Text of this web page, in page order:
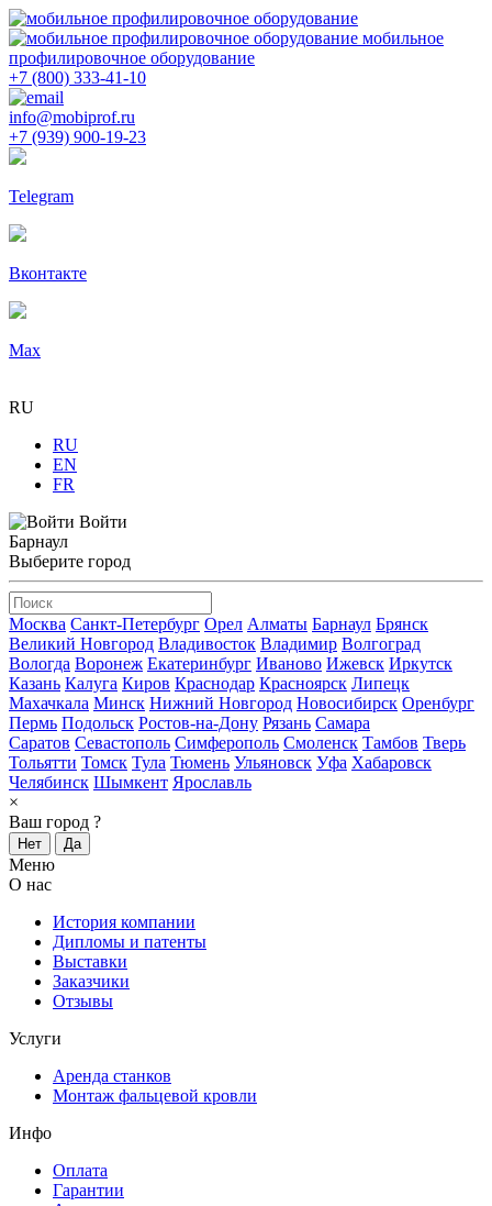
мобильное
профилировочное оборудование
+7 (800) 333-41-10
info@mobiprof.ru
+7 (939) 900-19-23
Telegram
Вконтакте
Max
RU
RU
EN
FR
Войти
Барнаул
Выберите город
Москва Санкт-Петербург Орел Алматы Барнаул Брянск
Великий Новгород Владивосток Владимир Волгоград
Вологда Воронеж Екатеринбург Иваново Ижевск Иркутск
Казань Калуга Киров Краснодар Красноярск Липецк
Махачкала Минск Нижний Новгород Новосибирск Оренбург
Пермь Подольск Ростов-на-Дону Рязань Самара
Саратов Севастополь Симферополь Смоленск Тамбов Тверь
Тольятти Томск Тула Тюмень Ульяновск Уфа Хабаровск
Челябинск Шымкент Ярославль
×
Ваш город ?
Нет Да
Меню
О нас
История компании
Дипломы и патенты
Выставки
Заказчики
Отзывы
Услуги
Аренда станков
Монтаж фальцевой кровли
Инфо
Оплата
Гарантии